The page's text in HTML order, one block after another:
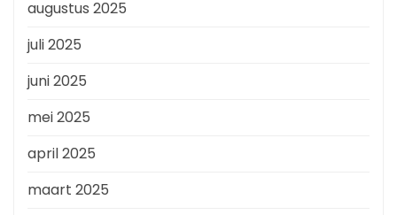
augustus 2025
juli 2025
juni 2025
mei 2025
april 2025
maart 2025